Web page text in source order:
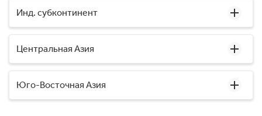
Инд. субконтинент
Центральная Азия
Юго-Восточная Азия